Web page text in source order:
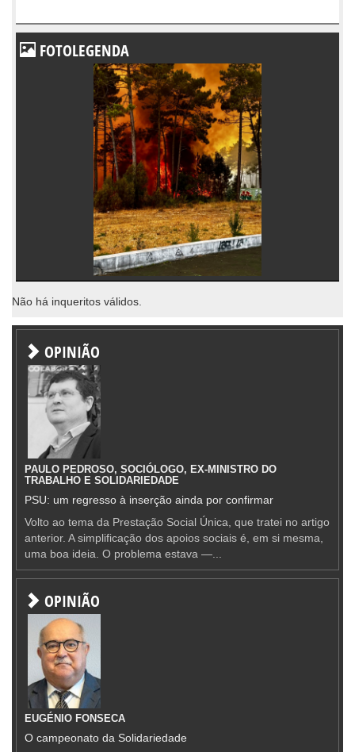
FOTOLEGENDA
Não há inqueritos válidos.
OPINIÃO
PAULO PEDROSO, SOCIÓLOGO, EX-MINISTRO DO
TRABALHO E SOLIDARIEDADE
PSU: um regresso à inserção ainda por confirmar
Volto ao tema da Prestação Social Única, que tratei no artigo
anterior. A simplificação dos apoios sociais é, em si mesma,
uma boa ideia. O problema estava —...
OPINIÃO
EUGÉNIO FONSECA
O campeonato da Solidariedade